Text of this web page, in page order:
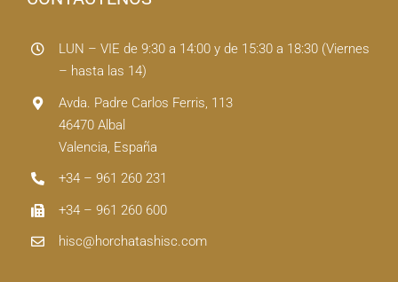
LUN – VIE de 9:30 a 14:00 y de 15:30 a 18:30 (Viernes
– hasta las 14)
Avda. Padre Carlos Ferris, 113
46470 Albal
Valencia, España
+34 – 961 260 231
+34 – 961 260 600
hisc@horchatashisc.com